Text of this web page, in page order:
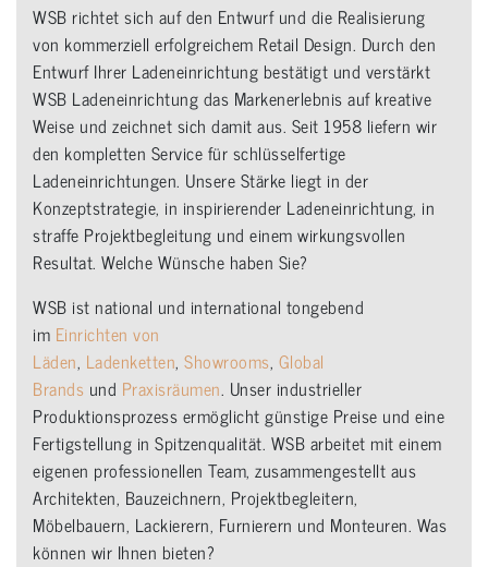
WSB richtet sich auf den Entwurf und die Realisierung
von kommerziell erfolgreichem Retail Design. Durch den
Entwurf Ihrer Ladeneinrichtung bestätigt und verstärkt
WSB Ladeneinrichtung das Markenerlebnis auf kreative
Weise und zeichnet sich damit aus. Seit 1958 liefern wir
den kompletten Service für schlüsselfertige
Ladeneinrichtungen. Unsere Stärke liegt in der
Konzeptstrategie, in inspirierender Ladeneinrichtung, in
straffe Projektbegleitung und einem wirkungsvollen
Resultat. Welche Wünsche haben Sie?
WSB ist national und international tongebend
im Einrichten von
Läden, Ladenketten, Showrooms, Global
Brands und Praxisräumen. Unser industrieller
Produktionsprozess ermöglicht günstige Preise und eine
Fertigstellung in Spitzenqualität. WSB arbeitet mit einem
eigenen professionellen Team, zusammengestellt aus
Architekten, Bauzeichnern, Projektbegleitern,
Möbelbauern, Lackierern, Furnierern und Monteuren. Was
können wir Ihnen bieten?